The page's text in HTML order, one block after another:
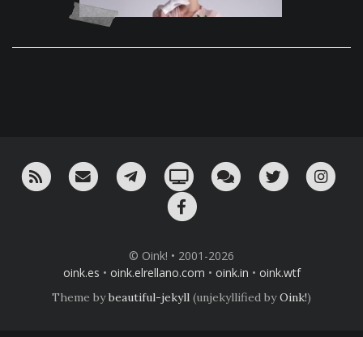
RSS ¡Mándame un email!¡Nuestro canal en Telegram!
Oink! TV Charla con nosotros
Twitter
© Oink! • 2001-2026
oink.es • oink.elrellano.com • oink.in • oink.wtf
Theme bybeautiful-jekyll (unjekyllified byOink!)